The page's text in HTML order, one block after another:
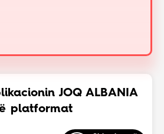
JOQ ALBANIA
platformat